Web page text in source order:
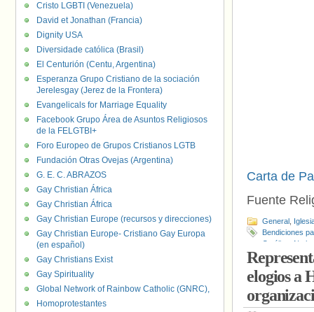
Carta de
Fuente
General
Bendiciones
Católica
la Tour
elogios a
Cristo LGBTI (Venezuela)
David et Jonathan (Francia)
Dignity USA
Diversidade católica (Brasil)
El Centurión (Centu, Argentina)
Esperanza Grupo Cristiano de la sociación
Jerelesgay (Jerez de la Frontera)
Evangelicals for Marriage Equality
Facebook Grupo Área de Asuntos Religiosos
de la FELGTBI+
Foro Europeo de Grupos Cristianos LGTB
Fundación Otras Ovejas (Argentina)
G. E. C. ABRAZOS
Gay Christian África
Gay Christian África
Gay Christian Europe (recursos y direcciones)
Gay Christian Europe- Cristiano Gay Europa
(en español)
Gay Christians Exist
Gay Spirituality
Global Network of Rainbow Catholic (GNRC),
Homoprotestantes